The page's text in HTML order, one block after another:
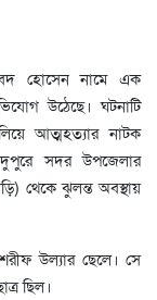
হোসেন নামে এক
উঠেছে। ঘটনাটি
আত্মহত্যার নাটক
দুপুরে সদর উপজেলার
থেকে ঝুলন্ত অবস্থায়
উল্যার ছেলে। সে
ছিল।